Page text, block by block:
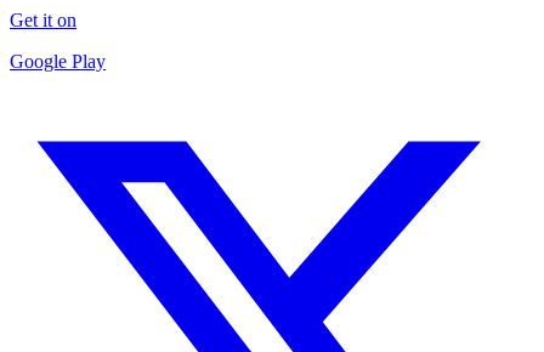
Get it on
Google Play